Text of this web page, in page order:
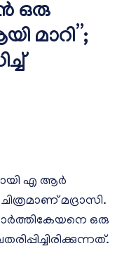
ഒരു
മാറി”;
എ ആര്‍
മദ്രാസി.
ഒരു